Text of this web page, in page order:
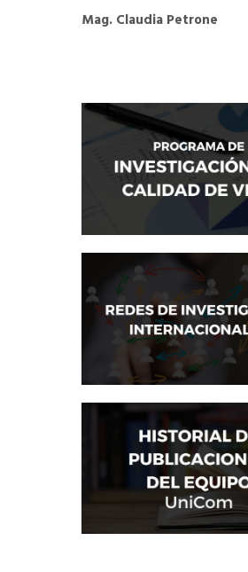
Mag. Claudia Petrone